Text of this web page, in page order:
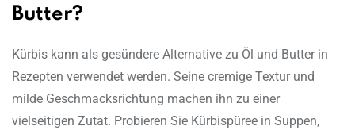
Butter?
Kürbis kann als gesündere Alternative zu Öl und Butter in
Rezepten verwendet werden. Seine cremige Textur und
milde Geschmacksrichtung machen ihn zu einer
vielseitigen Zutat. Probieren Sie Kürbispüree in Suppen,